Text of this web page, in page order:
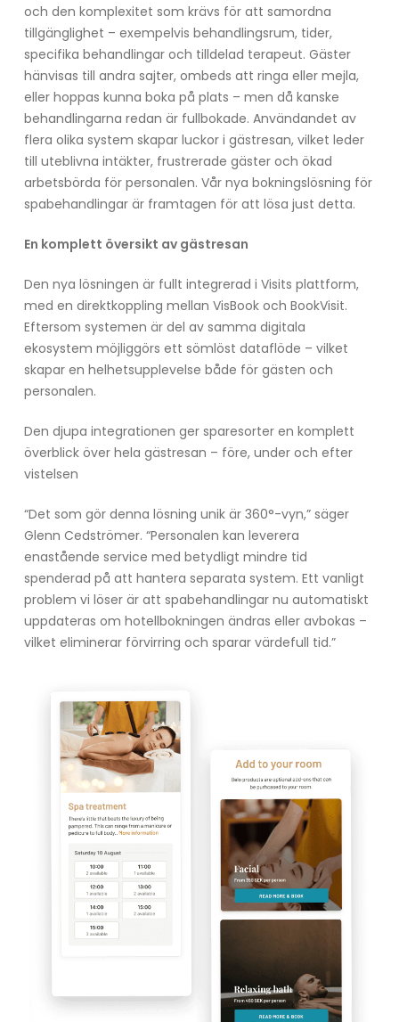
och den komplexitet som krävs för att samordna
tillgänglighet – exempelvis behandlingsrum, tider,
specifika behandlingar och tilldelad terapeut. Gäster
hänvisas till andra sajter, ombeds att ringa eller mejla,
eller hoppas kunna boka på plats – men då kanske
behandlingarna redan är fullbokade. Användandet av
flera olika system skapar luckor i gästresan, vilket leder
till uteblivna intäkter, frustrerade gäster och ökad
arbetsbörda för personalen. Vår nya bokningslösning för
spabehandlingar är framtagen för att lösa just detta.
En komplett översikt av gästresan
Den nya lösningen är fullt integrerad i Visits plattform,
med en direktkoppling mellan VisBook och BookVisit.
Eftersom systemen är del av samma digitala
ekosystem möjliggörs ett sömlöst dataflöde – vilket
skapar en helhetsupplevelse både för gästen och
personalen.
Den djupa integrationen ger sparesorter en komplett
överblick över hela gästresan – före, under och efter
vistelsen
“Det som gör denna lösning unik är 360°-vyn,” säger
Glenn Cedströmer. “Personalen kan leverera
enastående service med betydligt mindre tid
spenderad på att hantera separata system. Ett vanligt
problem vi löser är att spabehandlingar nu automatiskt
uppdateras om hotellbokningen ändras eller avbokas –
vilket eliminerar förvirring och sparar värdefull tid.”